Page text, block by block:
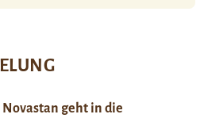
Novastan geht in die